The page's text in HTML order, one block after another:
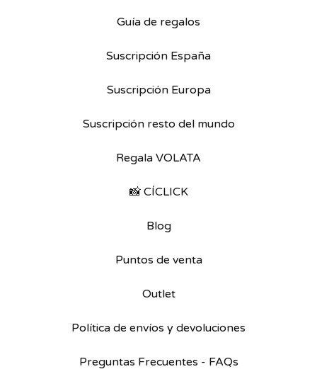
Guía de regalos
Suscripción España
Suscripción Europa
Suscripción resto del mundo
Regala VOLATA
📸 CÍCLICK
Blog
Puntos de venta
Outlet
Política de envíos y devoluciones
Preguntas Frecuentes - FAQs